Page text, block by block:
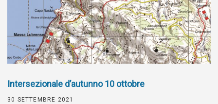
Intersezionale d’autunno 10 ottobre
30 SETTEMBRE 2021